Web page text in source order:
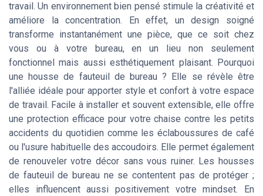
travail. Un environnement bien pensé stimule la créativité et
améliore la concentration. En effet, un design soigné
transforme instantanément une pièce, que ce soit chez
vous ou à votre bureau, en un lieu non seulement
fonctionnel mais aussi esthétiquement plaisant. Pourquoi
une housse de fauteuil de bureau ? Elle se révèle être
l'alliée idéale pour apporter style et confort à votre espace
de travail. Facile à installer et souvent extensible, elle offre
une protection efficace pour votre chaise contre les petits
accidents du quotidien comme les éclaboussures de café
ou l'usure habituelle des accoudoirs. Elle permet également
de renouveler votre décor sans vous ruiner. Les housses
de fauteuil de bureau ne se contentent pas de protéger ;
elles influencent aussi positivement votre mindset. En